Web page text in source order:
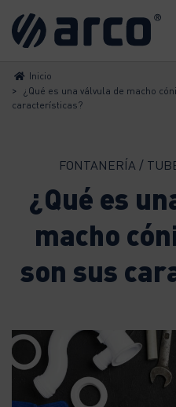
Inicio
>
¿Qué es una válvula de macho
características?
FONTANERÍA /
¿Qué es
macho
son sus